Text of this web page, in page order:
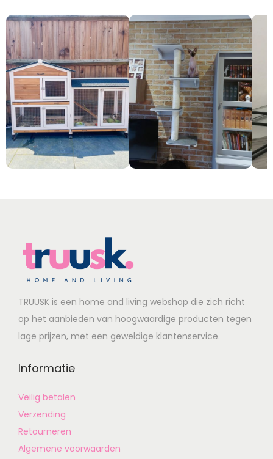
TRUUSK is een home and living webshop die zich richt
op het aanbieden van hoogwaardige producten tegen
lage prijzen, met een geweldige klantenservice.
Informatie
Veilig betalen
Verzending
Retourneren
Algemene voorwaarden